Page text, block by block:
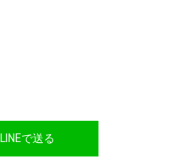
LINEで送る